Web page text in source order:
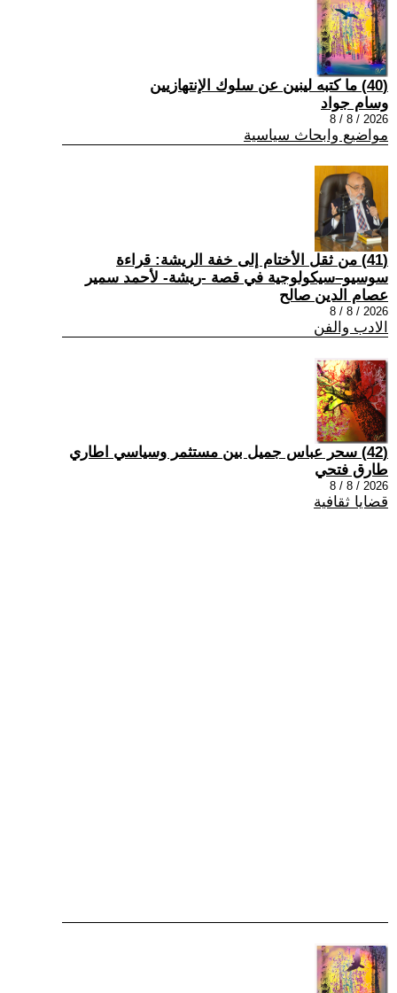
(40) ما كتبه لينين عن سلوك الإنتهازيين
وسام جواد
2026 / 8 / 8
مواضيع وابحاث سياسية
(41) من ثقل الأختام إلى خفة الريشة: قراءة
سوسيو–سيكولوجية في قصة -ريشة- لأحمد سمير
عصام الدين صالح
2026 / 8 / 8
الادب والفن
(42) سحر عباس جميل بين مستثمر وسياسي اطاري
طارق فتحي
2026 / 8 / 8
قضايا ثقافية